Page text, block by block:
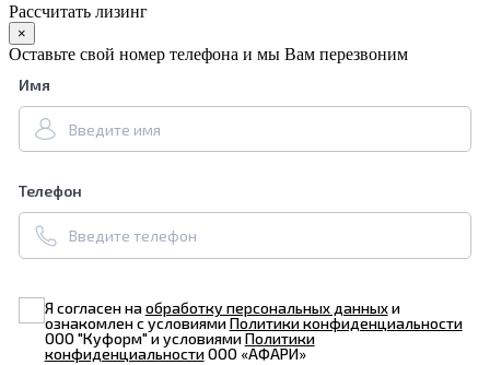
Рассчитать лизинг
×
Оставьте свой номер телефона и мы Вам перезвоним
Имя
Телефон
Я согласен наобработку персональных данныхи
ознакомлен с условиямиПолитики конфиденциальности
ООО "Куформ" и условиямиПолитики
конфиденциальностиООО «АФАРИ»